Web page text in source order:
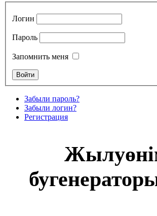
Логин
Пароль
Запомнить меня
Забыли пароль?
Забыли логин?
Регистрация